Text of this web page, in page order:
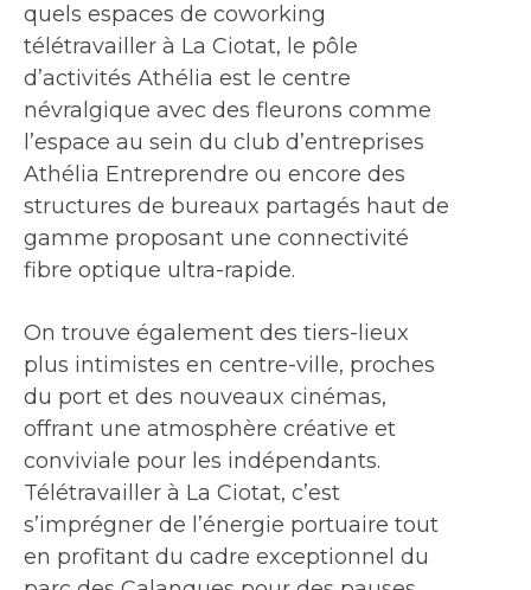
quels espaces de coworking
télétravailler à La Ciotat, le pôle
d’activités Athélia est le centre
névralgique avec des fleurons comme
l’espace au sein du club d’entreprises
Athélia Entreprendre ou encore des
structures de bureaux partagés haut de
gamme proposant une connectivité
fibre optique ultra-rapide.
On trouve également des tiers-lieux
plus intimistes en centre-ville, proches
du port et des nouveaux cinémas,
offrant une atmosphère créative et
conviviale pour les indépendants.
Télétravailler à La Ciotat, c’est
s’imprégner de l’énergie portuaire tout
en profitant du cadre exceptionnel du